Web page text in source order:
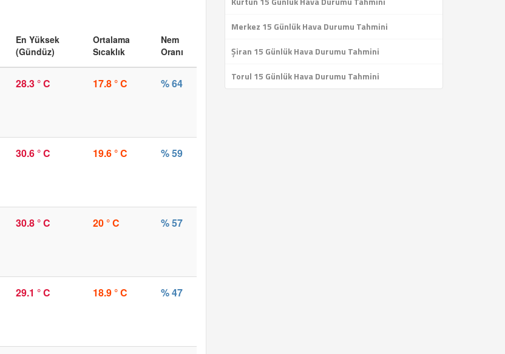
En Yüksek
(Gündüz)
Ortalama
Sıcaklık
Nem
Oranı
28.3 ° C 17.8 ° C % 64
30.6 ° C 19.6 ° C % 59
30.8 ° C 20 ° C % 57
29.1 ° C 18.9 ° C % 47
Merkez 15 Günlük Hava Durumu Tahmini
Şiran 15 Günlük Hava Durumu Tahmini
Torul 15 Günlük Hava Durumu Tahmini